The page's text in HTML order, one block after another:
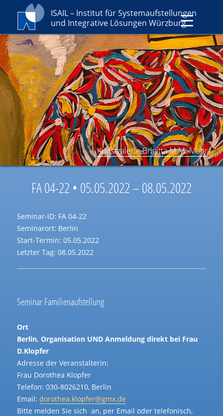
ISAIL – Institut für Systemaufstellungen
und Integrative Lösungen Würzburg
Kunstgalerie Brigitta M.M. Mahr
FA 04-22 • 05.05.2022 – 08.05.2022
Seminar-ID: FA 04-22
Seminarort: Berlin
Start-Termin: 05.05.2022
Letzter Tag: 08.05.2022
Seminar Familienaufstellung
Ort
Berlin, Organisation UND Anmeldung direkt bei Frau
D.Klopfer
Adresse der Veranstalterin:
Frau Dorothea Klopfer
Telefon: 030-8026210, Berlin
Email:dorothea.klopfer@gmx.de
Bitte melden Sie sich an, per Email oder telefonisch,